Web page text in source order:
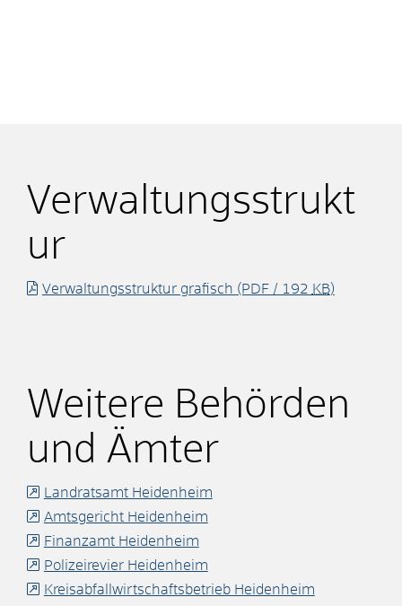
Verwaltungsstrukt
ur
Verwaltungsstruktur grafisch (PDF / 192 KB)
Weitere Behörden
und Ämter
Landratsamt Heidenheim
Amtsgericht Heidenheim
Finanzamt Heidenheim
Polizeirevier Heidenheim
Kreisabfallwirtschaftsbetrieb Heidenheim